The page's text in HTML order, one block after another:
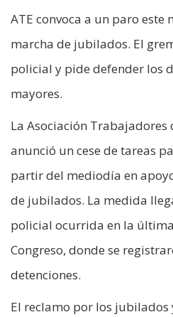
ATE convoca a un paro este
marcha de jubilados. El
policial y pide defender los
mayores.
La Asociación Trabajadores
anunció un cese de tareas
partir del mediodía en
de jubilados. La medida
policial ocurrida en la
Congreso, donde se
detenciones.
El reclamo por los jubilados